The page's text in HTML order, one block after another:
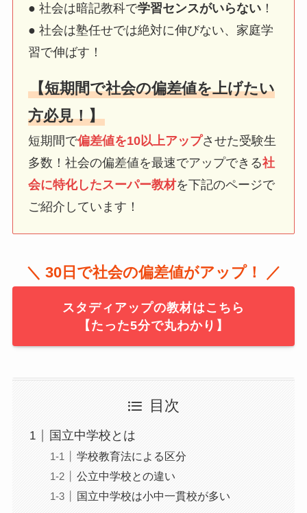
● 社会は暗記教科で学習センスがいらない ！
● 社会は塾任せでは絶対に伸びない、家庭学
習で伸ばす！
【短期間で社会の偏差値を上げたい
方必見！】
短期間で偏差値を10以上アップさせた受験生
多数！社会の偏差値を最速でアップできる社
会に特化したスーパー教材を下記のページで
ご紹介しています！
＼ 30日で社会の偏差値がアップ！ ／
スタディアップの教材はこちら
【たった5分で丸わかり】
目次
国立中学校とは
学校教育法による区分
公立中学校との違い
国立中学校は小中一貫校が多い